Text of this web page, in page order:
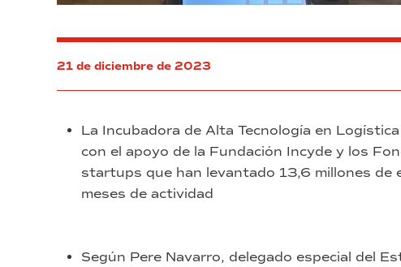
21 de diciembre de 2023
La Incubadora de Alta Tecnología en
con el apoyo de la Fundación Incyde y los
startups que han levantado 13,6 millones de
meses de actividad
Según Pere Navarro, delegado especial del